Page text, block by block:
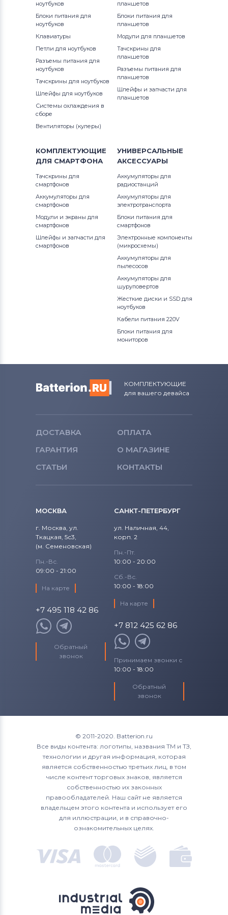
Viewsonic
Phillips
Блоки питания для мониторов
Блоки питания для мониторов
Planar
Samsung
Блоки питания для мониторов
Polaroid
Блоки питания для мониторовSony
Блоки питания для мониторов
Syntax
Блоки питания для мониторов
Блоки питания для мониторов
Блоки питания для мониторов
Блоки питания для мониторов
Блоки питания для мониторов
Horizon
Блоки питания для мониторов
Siemens
Блоки питания для мониторов
Link
Блоки питания для мониторов
VG Series
ноутбуков
Блоки питания для
ноутбуков
Клавиатуры
Петли для ноутбуков
Разъемы питания для
ноутбуков
Тачскрины для ноутбуков
Шлейфы для ноутбуков
Системы охлаждения в
сборе
Вентиляторы (кулеры)
планшетов
Блоки питания для
планшетов
Модули для планшетов
Тачскрины для
планшетов
Разъемы питания для
планшетов
Шлейфы и запчасти для
планшетов
КОМПЛЕКТУЮЩИЕ
ДЛЯ СМАРТФОНА
Тачскрины для
смартфонов
Аккумуляторы для
смартфонов
Модули и экраны для
смартфонов
Шлейфы и запчасти для
смартфонов
УНИВЕРСАЛЬНЫЕ
АКСЕССУАРЫ
Аккумуляторы для
радиостанций
Аккумуляторы для
электротранспорта
Блоки питания для
смартфонов
Электронные компоненты
(микросхемы)
Аккумуляторы для
пылесосов
Аккумуляторы для
шуруповертов
Жесткие диски и SSD для
ноутбуков
Кабели питания 220V
Блоки питания для
мониторов
КОМПЛЕКТУЮЩИЕ
для вашего девайса
ДОСТАВКА
ОПЛАТА
ГАРАНТИЯ
О МАГАЗИНЕ
СТАТЬИ
КОНТАКТЫ
МОСКВА
г. Москва, ул.
Ткацкая, 5с3,
(м. Семеновская)
Пн.-Вс.
09:00 - 21:00
На карте
+7 495 118 42 86
Обратный
звонок
САНКТ-ПЕТЕРБУРГ
ул. Наличная, 44,
корп. 2
Пн.-Пт.
10:00 - 20:00
Сб.-Вс.
10:00 - 18:00
На карте
+7 812 425 62 86
Принимаем звонки с
10:00 - 18:00
Обратный
звонок
© 2011-2020. Batterion.ru
Все виды контента: логотипы, названия ТМ и ТЗ,
технологии и другая информация, которая
является собственностью третьих лиц, в том
числе контент торговых знаков, является
собственностью их законных
правообладателей. Наш сайт не является
владельцем этого контента и использует его
для иллюстрации, и в справочно-
ознакомительных целях.